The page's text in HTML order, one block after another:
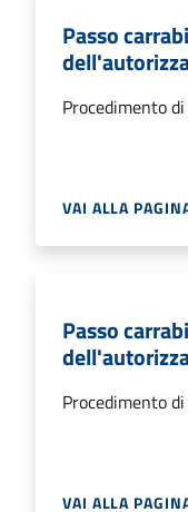
Passo
Procedimento
VAI ALLA
Passo
Procedimento
VAI ALLA